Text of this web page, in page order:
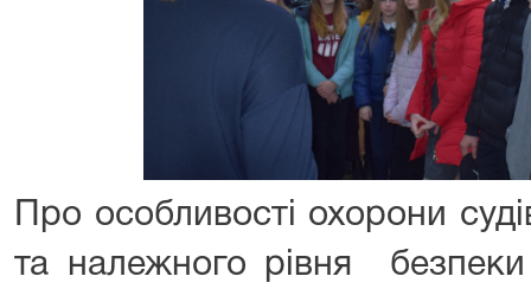
Про особливості охорони
та належного рівня безпеки